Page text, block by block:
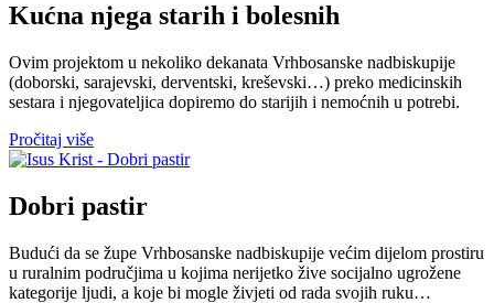
Kućna njega starih i bolesnih
Ovim projektom u nekoliko dekanata Vrhbosanske nadbiskupije
(doborski, sarajevski, derventski, kreševski…) preko medicinskih
sestara i njegovateljica dopiremo do starijih i nemoćnih u potrebi.
Pročitaj više
Dobri pastir
Budući da se župe Vrhbosanske nadbiskupije većim dijelom prostiru
u ruralnim područjima u kojima nerijetko žive socijalno ugrožene
kategorije ljudi, a koje bi mogle živjeti od rada svojih ruku…